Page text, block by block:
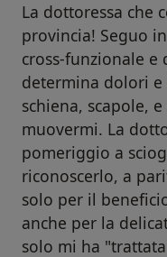
La dottoressa che
provincia! Seguo
cross-funzionale
determina dolori
schiena, scapole,
muovermi. La
pomeriggio a
riconoscerlo, a
solo per il
anche per la
solo mi ha